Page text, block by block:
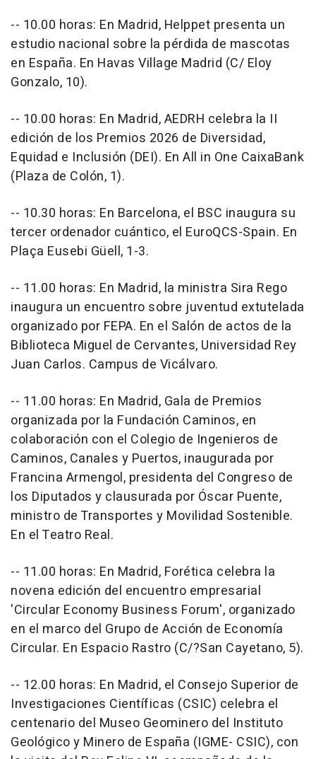
-- 10.00 horas: En Madrid, Helppet presenta un
estudio nacional sobre la pérdida de mascotas
en España. En Havas Village Madrid (C/ Eloy
Gonzalo, 10).
-- 10.00 horas: En Madrid, AEDRH celebra la II
edición de los Premios 2026 de Diversidad,
Equidad e Inclusión (DEI). En All in One CaixaBank
(Plaza de Colón, 1).
-- 10.30 horas: En Barcelona, el BSC inaugura su
tercer ordenador cuántico, el EuroQCS-Spain. En
Plaça Eusebi Güell, 1-3.
-- 11.00 horas: En Madrid, la ministra Sira Rego
inaugura un encuentro sobre juventud extutelada
organizado por FEPA. En el Salón de actos de la
Biblioteca Miguel de Cervantes, Universidad Rey
Juan Carlos. Campus de Vicálvaro.
-- 11.00 horas: En Madrid, Gala de Premios
organizada por la Fundación Caminos, en
colaboración con el Colegio de Ingenieros de
Caminos, Canales y Puertos, inaugurada por
Francina Armengol, presidenta del Congreso de
los Diputados y clausurada por Óscar Puente,
ministro de Transportes y Movilidad Sostenible.
En el Teatro Real.
-- 11.00 horas: En Madrid, Forética celebra la
novena edición del encuentro empresarial
'Circular Economy Business Forum', organizado
en el marco del Grupo de Acción de Economía
Circular. En Espacio Rastro (C/?San Cayetano, 5).
-- 12.00 horas: En Madrid, el Consejo Superior de
Investigaciones Científicas (CSIC) celebra el
centenario del Museo Geominero del Instituto
Geológico y Minero de España (IGME- CSIC), con